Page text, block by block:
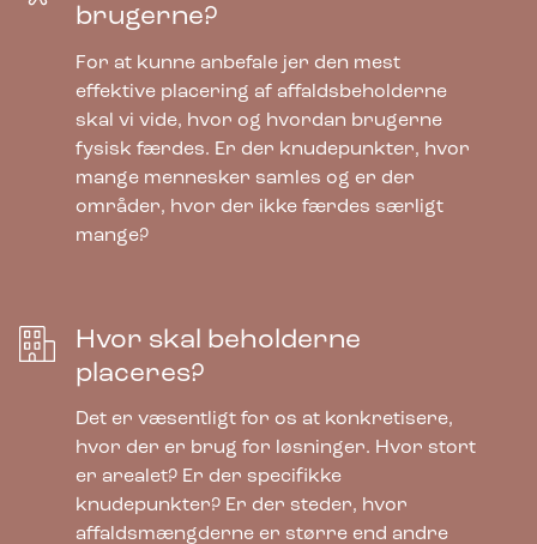
brugerne?
For at kunne anbefale jer den mest
effektive placering af affaldsbeholderne
skal vi vide, hvor og hvordan brugerne
fysisk færdes. Er der knudepunkter, hvor
mange mennesker samles og er der
områder, hvor der ikke færdes særligt
mange?
Hvor skal beholderne
placeres?
Det er væsentligt for os at konkretisere,
hvor der er brug for løsninger. Hvor stort
er arealet? Er der specifikke
knudepunkter? Er der steder, hvor
affaldsmængderne er større end andre